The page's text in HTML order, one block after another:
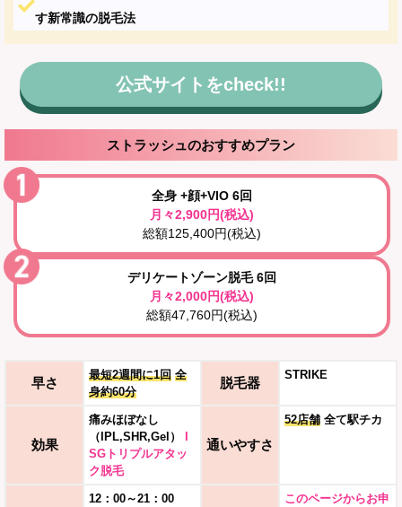
す新常識の脱毛法
公式サイトをcheck!!
ストラッシュのおすすめプラン
全身 +顔+VIO 6回
月々2,900円(税込)
総額125,400円(税込)
デリケートゾーン脱毛 6回
月々2,000円(税込)
総額47,760円(税込)
早さ
最短2週間に1回 全
身約60分
脱毛器
STRIKE
効果
痛みほぼなし
（IPL,SHR,Gel）
SGトリプルアタッ
ク脱毛
通いやすさ
52店舗 全て駅チカ
12：00～21：00
このページからお申